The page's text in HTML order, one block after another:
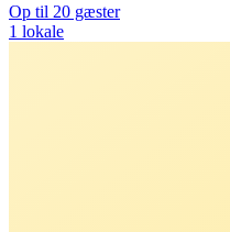
Op til 20 gæster
1 lokale